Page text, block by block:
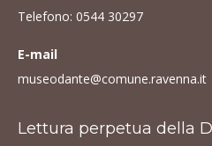
Telefono: 0544 30297
E-mail
museodante@comune.ravenna.it
Lettura perpetua della